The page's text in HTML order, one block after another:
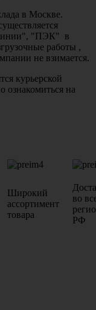
в Москве.
"ПЭК" в
работы ,
не взимается.
курьерской
на
Широкий
ассортимент
товара
во
РФ